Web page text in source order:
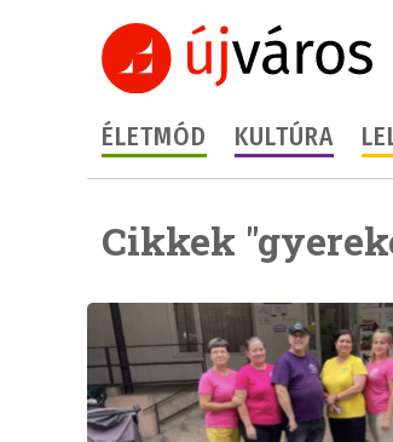
ÉLETMÓD KULTÚRA
Cikkek